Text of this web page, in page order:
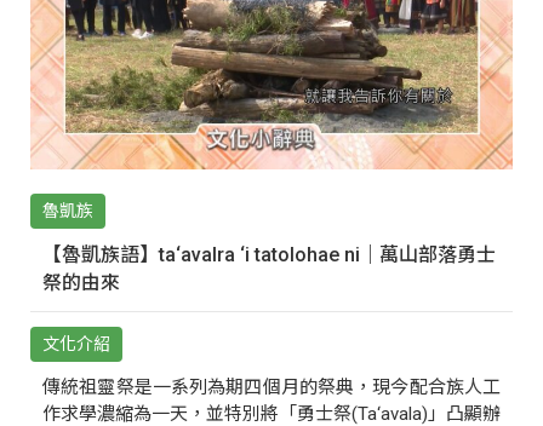
魯凱族
【魯凱族語】ta‘avalra ‘i tatolohae ni｜萬山部落勇士
祭的由來
文化介紹
傳統祖靈祭是一系列為期四個月的祭典，現今配合族人工
作求學濃縮為一天，並特別將「勇士祭(Ta‘avala)」凸顯辦